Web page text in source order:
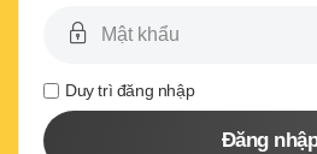
Duy trì đăng nhập
Đăng